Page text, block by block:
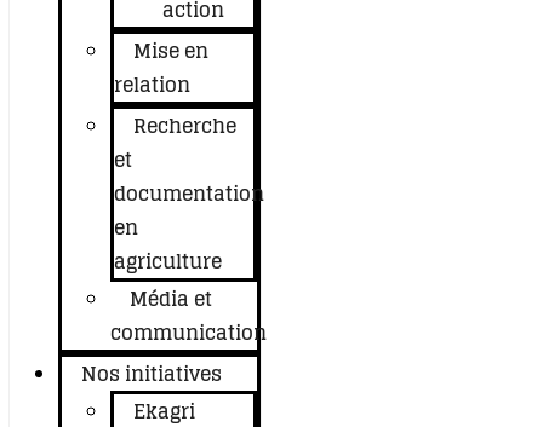
action
Mise en
relation
Recherche
et
documentation
en
agriculture
Média et
communication
Nos initiatives
Ekagri